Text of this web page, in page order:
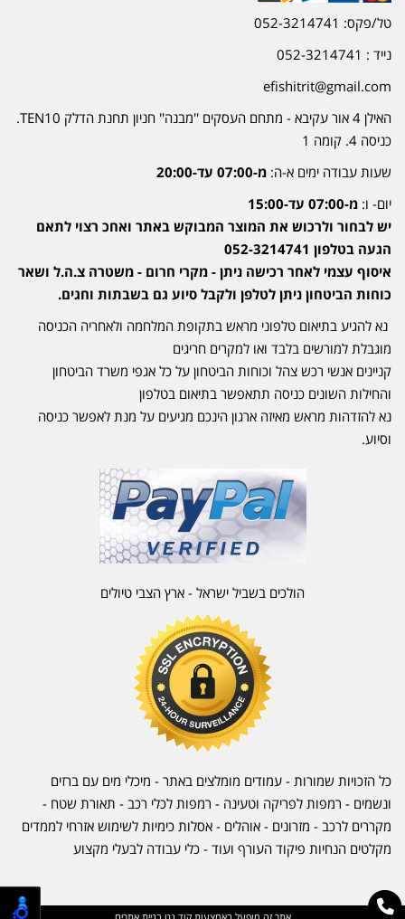
טל/פקס: 052-3214741
נייד : 052-3214741
efishitrit@gmail.com
האילן 4 אור עקיבא - מתחם העסקים ''מבנה'' חניון תחנת הדלק TEN10.
כניסה 4. קומה 1
שעות עבודה ימים א-ה: מ-07:00 עד-20:00
יום- ו: מ-07:00 עד-15:00
יש לבחור ולרכוש את המוצר המבוקש באתר ואחכ רצוי לתאם
הגעה בטלפון 052-3214741
איסוף עצמי לאחר רכישה ניתן - מקרי חרום - משטרה צ.ה.ל ושאר
כוחות הביטחון ניתן לטלפן ולקבל סיוע גם בשבתות וחגים.
נא להגיע בתיאום טלפוני מראש בתקופת המלחמה ולאחריה הכניסה
מוגבלת למורשים בלבד ואו למקרים חריגים
קניינים אנשי רכש צהל וכוחות הביטחון על כל אגפי משרד הביטחון
והחילות השונים כניסה תתאפשר בתיאום בטלפון
נא להזדהות מראש מאיזה ארגון הינכם מגיעים על מנת לאפשר כניסה
וסיוע.
הולכים בשביל ישראל - ארץ הצבי טיולים
כל הזכויות שמורות - עמודים מומלצים באתר - מיכלי מים עם ברזים
ונשמים - רמפות לפריקה וטעינה - רמפות לכלי רכב - תאורת שטח -
מקררים לרכב - מזרונים - אוהלים - אסלות כימיות לשימוש אזרחי לממדים
מקלטים הנחיות פיקוד העורף ועוד - כלי עבודה לבעלי מקצוע